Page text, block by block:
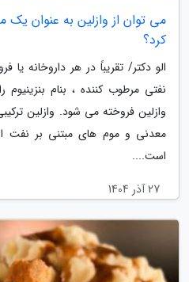
می توان از وازلین به عنوان
کرد؟
الو دکتر/ تقریباً در هر داروخانه یا
نفتی مرطوب کننده ، بنام
وازلین فروخته می شود. وازلین
معدنی و موم های مبتنی بر نفت
است....
27 آذر 1404